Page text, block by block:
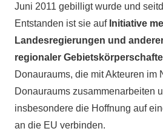
Juni 2011 gebilligt wurde und
Entstanden ist sie auf Initiative
Landesregierungen und
regionaler
Donauraums, die mit Akteuren im
Donauraums zusammenarbeiten
insbesondere die Hoffnung auf
an die EU verbinden.